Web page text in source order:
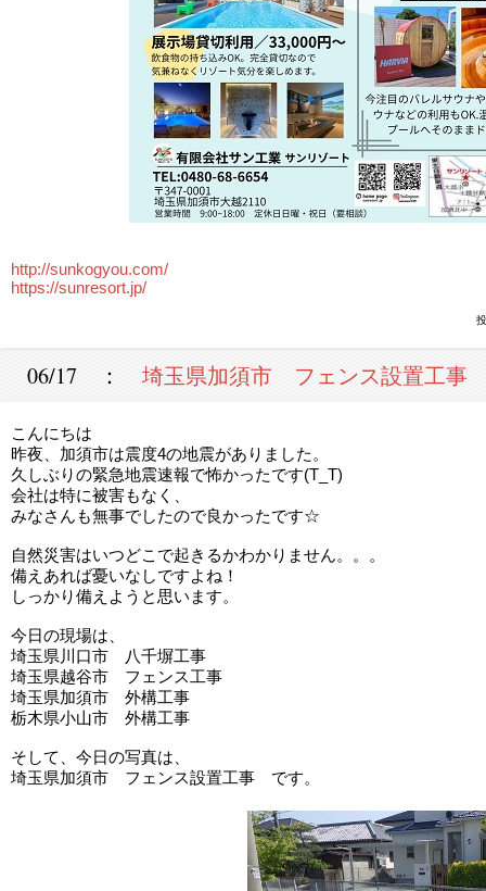
http://sunkogyou.com/
https://sunresort.jp/
06/17 ： 埼玉県加須市 フェンス設置工事
こんにちは
昨夜、加須市は震度4の地震がありました。
久しぶりの緊急地震速報で怖かったです(T_T)
会社は特に被害もなく、
みなさんも無事でしたので良かったです☆
自然災害はいつどこで起きるかわかりません。。。
備えあれば憂いなしですよね！
しっかり備えようと思います。
今日の現場は、
埼玉県川口市 八千塀工事
埼玉県越谷市 フェンス工事
埼玉県加須市 外構工事
栃木県小山市 外構工事
そして、今日の写真は、
埼玉県加須市 フェンス設置工事 です。